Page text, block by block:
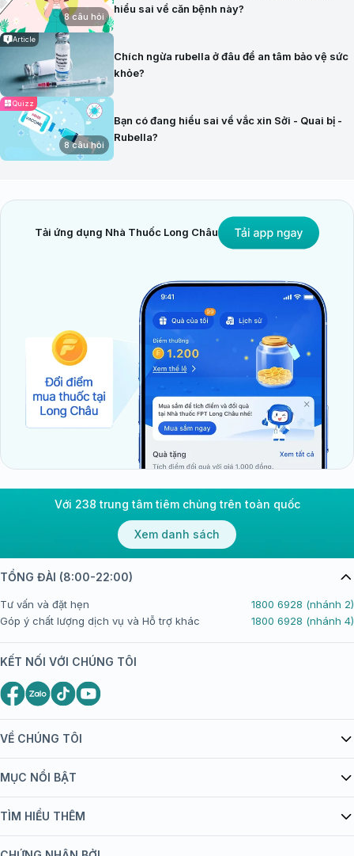
8 câu hỏi
hiểu sai về căn bệnh này?
Article
Chích ngừa rubella ở đâu để an tâm bảo vệ sức
khỏe?
Quizz
8 câu hỏi
Bạn có đang hiểu sai về vắc xin Sởi - Quai bị -
Rubella?
Tải ứng dụng Nhà Thuốc Long Châu
Với 238 trung tâm tiêm chủng trên toàn quốc
Xem danh sách
VỀ CHÚNG TÔI
Giới thiệu Tiêm Chủng FPT Long Châu
bán hàng
Chính sách nội dung
MỤC NỔI BẬT
Danh mục vắc xin
TÌM HIỂU THÊM
Khuyến mãi
TỔNG ĐÀI (8:00-22:00)
Tư vấn và đặt hẹn
1800 6928 (nhánh 2)
Góp ý chất lượng dịch vụ và Hỗ trợ khác
1800 6928 (nhánh 4)
KẾT NỐI VỚI CHÚNG TÔI